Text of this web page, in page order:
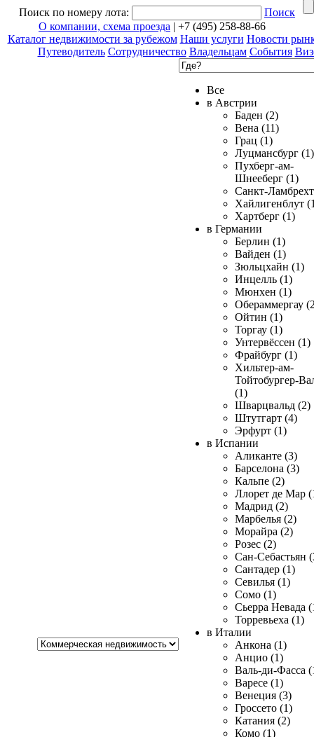
Поиск по номеру лота:
Поиск
О компании, схема проезда | +7 (495) 258-88-66
Каталог недвижимости за рубежом Наши услуги Новости
Путеводитель Сотрудничество Владельцам События
Все
в Австрии
Баден (2)
Вена (11)
Грац (1)
Луцмансбург (1)
Пухберг-ам-
Шнееберг (1)
Санкт-
Хайлигенблут
Хартберг (1)
в Германии
Берлин (1)
Вайден (1)
Зюльцхайн (1)
Инцелль (1)
Мюнхен (1)
Обераммергау
Ойтин (1)
Торгау (1)
Унтервёссен (1)
Фрайбург (1)
Хильтер-ам-
Тойтобургер-
(1)
Шварцвальд (2)
Штутгарт (4)
Эрфурт (1)
в Испании
Аликанте (3)
Барселона (3)
Кальпе (2)
Ллорет де Мар
Мадрид (2)
Марбелья (2)
Морайра (2)
Розес (2)
Сан-Себастьян
Сантадер (1)
Севилья (1)
Сомо (1)
Сьерра Невада
Торревьеха (1)
в Италии
Анкона (1)
Анцио (1)
Валь-ди-Фасса
Варесе (1)
Венеция (3)
Гроссето (1)
Катания (2)
Комо (1)